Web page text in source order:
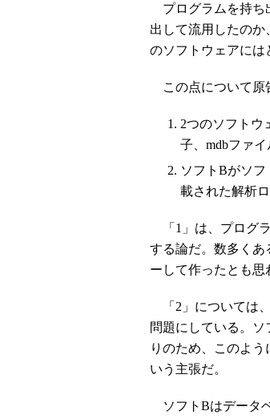
プログラムを持ち
出して流用したの
のソフトウェアには
この点について原
2つのソフトウ
子、mdbファ
ソフトBがソ
載された解析
「1」は、プログ
する論だ。数多く
ーして作ったとも思
「2」については
問題にしている。
りのため、このよ
いう主張だ。
ソフトBはデータ